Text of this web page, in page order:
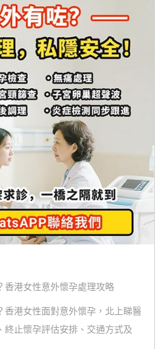
香港女性意外懷孕處理攻略
香港女性面對意外懷孕，北上睇醫
終止懷孕評估安排、交通方式及